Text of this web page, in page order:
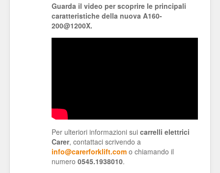
Guarda il video per scoprire le principali
caratteristiche della nuova A160-
200@1200X.
Per ulteriori informazioni sui carrelli elettrici
Carer, contattaci scrivendo a
info@carerforklift.com o chiamando il
numero 0545.1938010.